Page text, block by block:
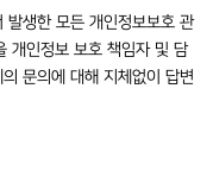
발생한 모든 개인정보보호 관
개인정보 보호 책임자 및 담
문의에 대해 지체없이 답변